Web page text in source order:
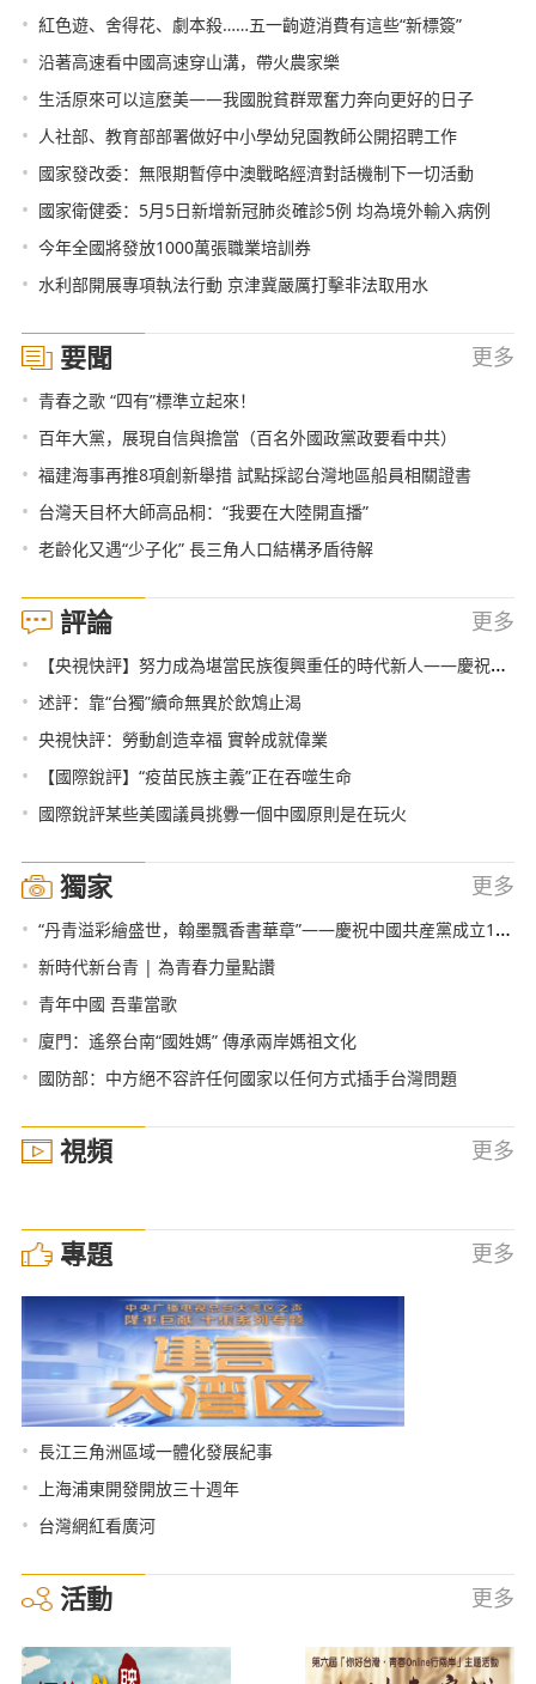
• 紅色遊、舍得花、劇本殺……五一齣遊消費有這些“新標簽”
• 沿著高速看中國高速穿山溝，帶火農家樂
• 生活原來可以這麼美——我國脫貧群眾奮力奔向更好的日子
• 人社部、教育部部署做好中小學幼兒園教師公開招聘工作
• 國家發改委：無限期暫停中澳戰略經濟對話機制下一切活動
• 國家衛健委：5月5日新增新冠肺炎確診5例 均為境外輸入病例
• 今年全國將發放1000萬張職業培訓券
• 水利部開展專項執法行動 京津冀嚴厲打擊非法取用水
要聞 更多
• 青春之歌 “四有”標準立起來！
• 百年大黨，展現自信與擔當（百名外國政黨政要看中共）
• 福建海事再推8項創新舉措 試點採認台灣地區船員相關證書
• 台灣天目杯大師高品桐：“我要在大陸開直播”
• 老齡化又遇“少子化” 長三角人口結構矛盾待解
評論 更多
• 【央視快評】努力成為堪當民族復興重任的時代新人——慶祝五四青年節
• 述評：靠“台獨”續命無異於飲鴆止渴
• 央視快評：勞動創造幸福 實幹成就偉業
• 【國際銳評】“疫苗民族主義”正在吞噬生命
• 國際銳評某些美國議員挑釁一個中國原則是在玩火
獨家 更多
• “丹青溢彩繪盛世，翰墨飄香書華章”——慶祝中國共産黨成立100週年肖宗林書畫作品展在北京舉行
• 新時代新台青 | 為青春力量點讚
• 青年中國 吾輩當歌
• 廈門：遙祭台南“國姓媽” 傳承兩岸媽祖文化
• 國防部：中方絕不容許任何國家以任何方式插手台灣問題
視頻 更多
專題 更多
• 長江三角洲區域一體化發展紀事
• 上海浦東開發開放三十週年
• 台灣網紅看廣河
活動 更多